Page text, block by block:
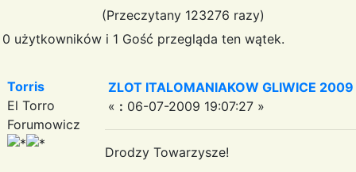
(Przeczytany 123276 razy)
0 użytkowników i 1 Gość przegląda ten wątek.
Torris
El Torro
Forumowicz
ZLOT ITALOMANIAKOW GLIWICE
« : 06-07-2009 19:07:27 »
Drodzy Towarzysze!